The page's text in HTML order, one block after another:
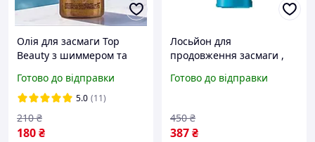
Олія для засмаги Top
Beauty з шиммером та
бронзове сяйво шкіри
100 мл
Готово до відправки
5.0 (11)
180₴
210 ₴
Лосьйон для
продовження засмаги ,
Готово до відправки
387₴
450 ₴